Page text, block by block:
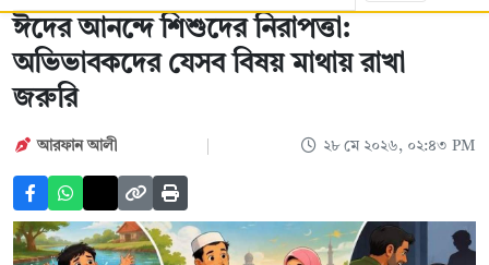
ঈদের আনন্দে শিশুদের নিরাপত্তা:
অভিভাবকদের যেসব বিষয় মাথায় রাখা
জরুরি
আরফান আলী ২৮ মে ২০২৬, ০২:৪৩ PM